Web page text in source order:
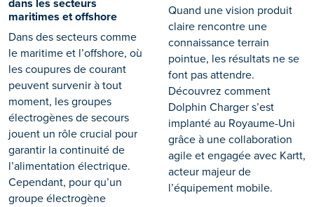
dans les secteurs
maritimes et offshore
Dans des secteurs comme
le maritime et l’offshore, où
les coupures de courant
peuvent survenir à tout
moment, les groupes
électrogènes de secours
jouent un rôle crucial pour
garantir la continuité de
l’alimentation électrique.
Cependant, pour qu’un
groupe électrogène
Quand une vision produit
claire rencontre une
connaissance terrain
pointue, les résultats ne se
font pas attendre.
Découvrez comment
Dolphin Charger s’est
implanté au Royaume-Uni
grâce à une collaboration
agile et engagée avec Kartt,
acteur majeur de
l’équipement mobile.